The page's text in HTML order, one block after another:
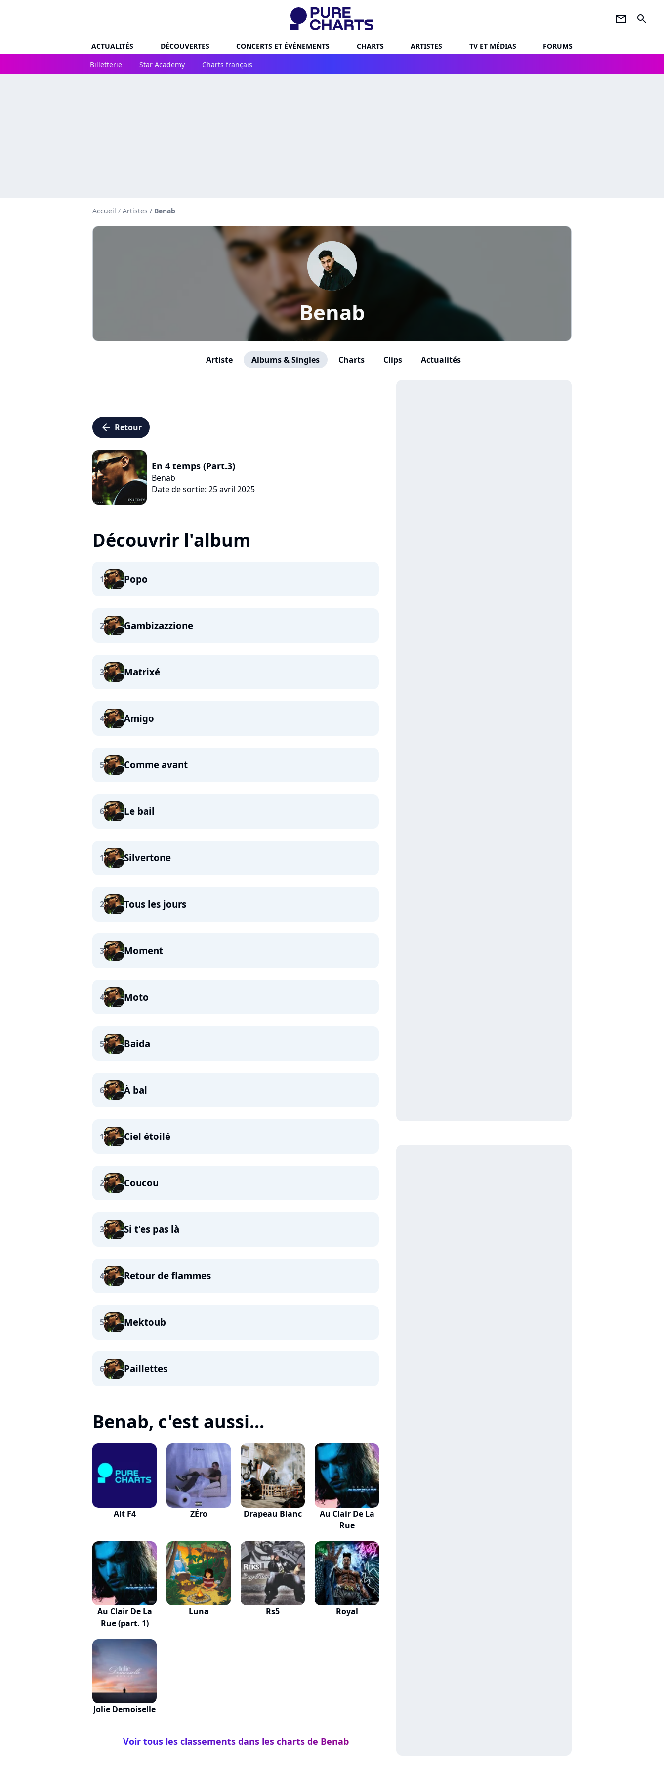
newsletter search
ACTUALITÉS DÉCOUVERTES CONCERTS ET ÉVÉNEMENTS CHARTS ARTISTES TV ET MÉDIAS
FORUMS
Billetterie
Star Academy Charts français
Accueil / Artistes / Benab
Benab
Artiste Albums & Singles Charts Clips Actualités
arrow_left Retour
En 4 temps (Part.3)
Benab
Date de sortie: 25 avril 2025
Découvrir l'album
1 Popo
2 Gambizazzione
3 Matrixé
4 Amigo
5 Comme avant
6 Le bail
1 Silvertone
2 Tous les jours
3 Moment
4 Moto
5 Baida
6 À bal
1 Ciel étoilé
2 Coucou
3 Si t'es pas là
4 Retour de flammes
5 Mektoub
6 Paillettes
Benab, c'est aussi...
Alt F4 ZÉro Drapeau Blanc
Au Clair De La
Rue
Au Clair De La
Rue (part. 1)
Luna Rs5 Royal
Jolie Demoiselle
Voir tous les classements dans les charts de Benab